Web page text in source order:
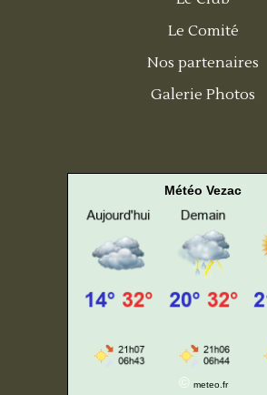
Le Comité
Nos partenaires
Galerie Photos
Météo Vezac
© meteo.fr